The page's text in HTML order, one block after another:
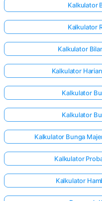
Kalkulator
Kalkulator
Kalkulator
Kalkulator
Kalkulator
Kalkulator
Kalkulator Bunga
Kalkulator
Kalkulator